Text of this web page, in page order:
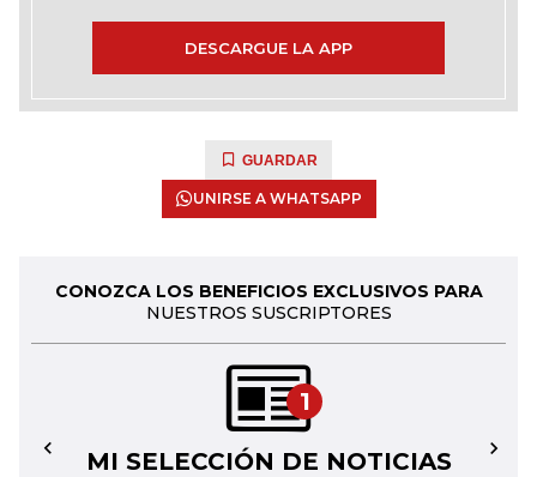
DESCARGUE LA APP
GUARDAR
UNIRSE A WHATSAPP
CONOZCA LOS BENEFICIOS EXCLUSIVOS PARA
NUESTROS SUSCRIPTORES
1
MI SELECCIÓN DE NOTICIAS
← →